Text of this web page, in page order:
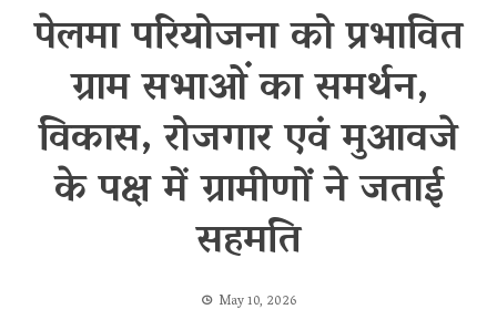
पेलमा परियोजना को प्रभावित
ग्राम सभाओं का समर्थन,
विकास, रोजगार एवं मुआवजे
के पक्ष में ग्रामीणों ने जताई
सहमति
May 10, 2026